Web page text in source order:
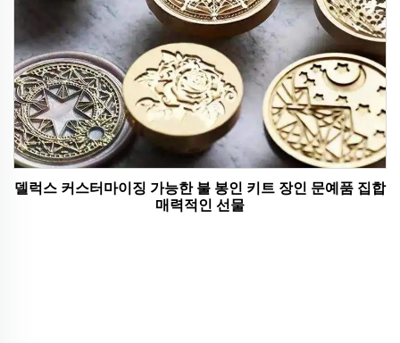
델럭스 커스터마이징 가능한 불 봉인 키트 장인 문예품 집합
매력적인 선물